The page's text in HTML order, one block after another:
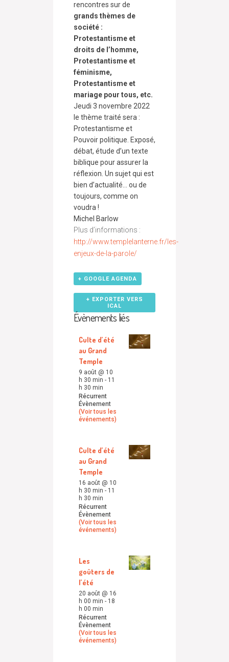
rencontres sur de
grands thèmes de
société :
Protestantisme et
droits de l’homme,
Protestantisme et
féminisme,
Protestantisme et
mariage pour tous, etc.
Jeudi 3 novembre 2022
le thème traité sera :
Protestantisme et
Pouvoir politique. Exposé,
débat, étude d’un texte
biblique pour assurer la
réflexion. Un sujet qui est
bien d’actualité… ou de
toujours, comme on
voudra !
Michel Barlow
Plus d’informations :
http://www.templelanterne.fr/les-
enjeux-de-la-parole/
+ GOOGLE AGENDA
+ EXPORTER VERS
ICAL
Évènements liés
Culte d’été
au Grand
Temple
9 août @ 10
h 30 min - 11
h 30 min
Récurrent
Évènement
(Voir tous les
événements)
Culte d’été
au Grand
Temple
16 août @ 10
h 30 min - 11
h 30 min
Récurrent
Évènement
(Voir tous les
événements)
Les
goûters de
l’été
20 août @ 16
h 00 min - 18
h 00 min
Récurrent
Évènement
(Voir tous les
événements)